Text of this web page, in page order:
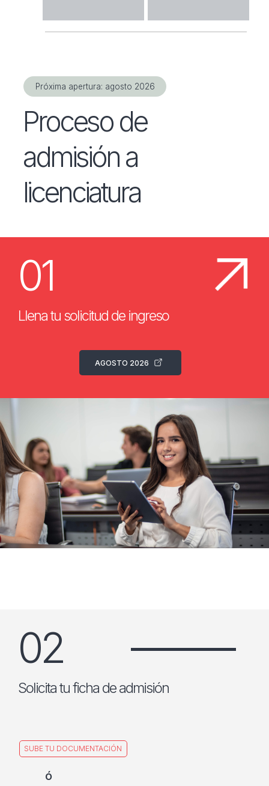
Próxima apertura: agosto 2026
Proceso de
admisión a
licenciatura
01
Llena tu solicitud de ingreso
AGOSTO 2026
02
Solicita tu ficha de admisión
SUBE TU DOCUMENTACIÓN
ó